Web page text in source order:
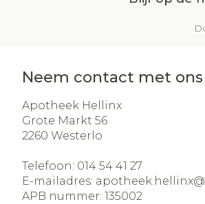
Neem contact met
Apotheek Hellinx
Grote Markt 56
2260 Westerlo
Telefoon: 014 54 41 27
E-mailadres: apotheek.hellinx@
APB nummer: 135002